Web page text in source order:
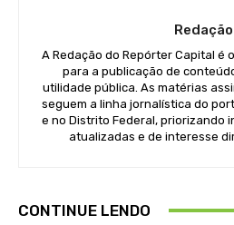
Redação
A Redação do Repórter Capital é
para a publicação de
utilidade pública. As matérias
seguem a linha jornalística do
e no Distrito Federal, priorizando
atualizadas e de interesse
CONTINUE LENDO